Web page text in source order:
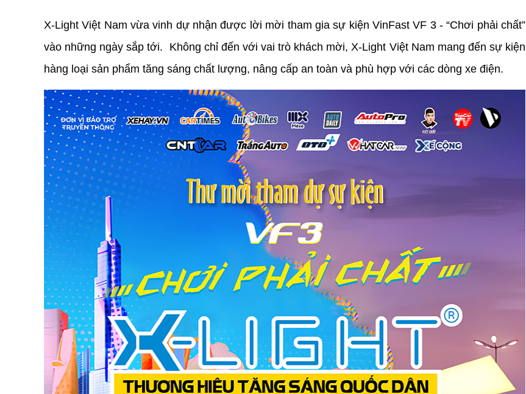
X-Light Việt Nam vừa vinh dự nhận được lời mời tham gia sự kiện VinFast VF 3 - “Chơi phải chất”
vào những ngày sắp tới.  Không chỉ đến với vai trò khách mời, X-Light Việt Nam mang đến sự kiện
hàng loại sản phẩm tăng sáng chất lượng, nâng cấp an toàn và phù hợp với các dòng xe điện.